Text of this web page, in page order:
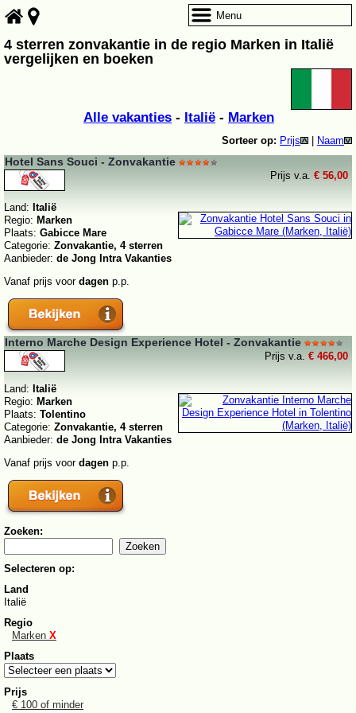
4 sterren zonvakantie in de regio Marken in Italië
vergelijken en boeken
Alle vakanties - Italië - Marken
Sorteer op: Prijs Naam
Hotel Sans Souci - Zonvakantie
Prijs v.a. € 56,00
Land: Italië
Regio: Marken
Plaats: Gabicce Mare
Categorie: Zonvakantie, 4 sterren
Aanbieder: de Jong Intra Vakanties
Vanaf prijs voor dagen p.p.
Interno Marche Design Experience Hotel - Zonvakantie
Prijs v.a. € 466,00
Land: Italië
Regio: Marken
Plaats: Tolentino
Categorie: Zonvakantie, 4 sterren
Aanbieder: de Jong Intra Vakanties
Vanaf prijs voor dagen p.p.
Zoeken:
Selecteren op:
Land
Italië
Regio
Marken X
Plaats
Prijs
€ 100 of minder
Menu